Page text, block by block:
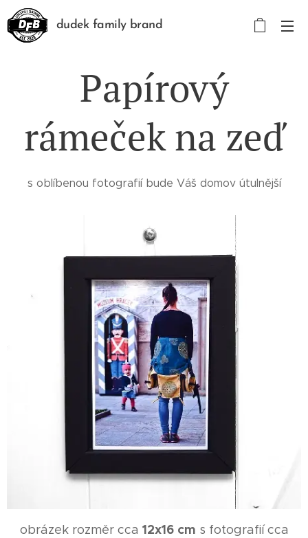
dudek family brand
Papírový
rámeček na zeď
s oblíbenou fotografií bude Váš domov útulnější
obrázek rozměr cca 12x16 cm s fotografií cca